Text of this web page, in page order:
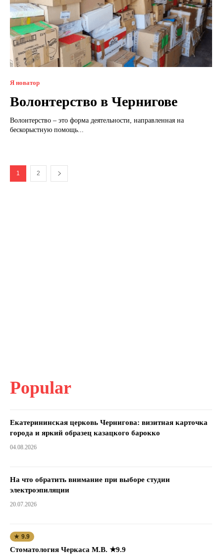
Я новатор
Волонтерство в Чернигове
Волонтерство – это форма деятельности, направленная на
бескорыстную помощь...
1 2
Popular
Екатерининская церковь Чернигова: визитная карточка
города и яркий образец казацкого барокко
04.08.2026
На что обратить внимание при выборе студии
электроэпиляции
20.07.2026
★ 9.9
Стоматология Черкаса М.В. ★9.9